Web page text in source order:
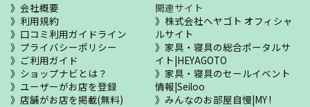
会社概要
利用規約
口コミ利用ガイドライン
プライバシーポリシー
ご利用ガイド
ショップナビとは？
ユーザーがお店を登録
店舗がお店を掲載(無料)
関連サイト
株式会社ヘヤゴト オフィシャ
ルサイト
家具・寝具の総合ポータルサ
イト|HEYAGOTO
家具・寝具のセールイベント
情報|Seiloo
みんなのお部屋自慢|MY !